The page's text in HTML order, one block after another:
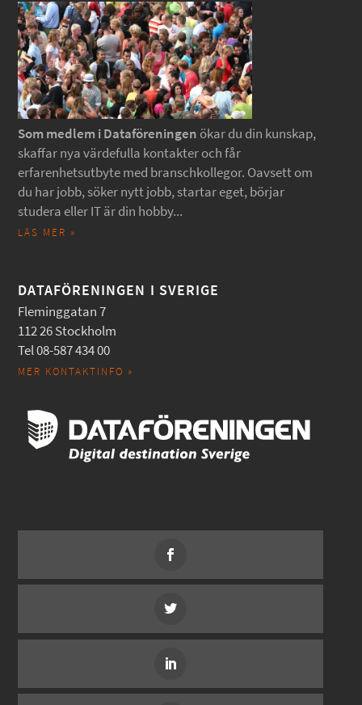
Som medlem i Dataföreningen ökar du din kunskap,
skaffar nya värdefulla kontakter och får
erfarenhetsutbyte med branschkollegor. Oavsett om
du har jobb, söker nytt jobb, startar eget, börjar
studera eller IT är din hobby...
LÄS MER »
DATAFÖRENINGEN I SVERIGE
Fleminggatan 7
112 26 Stockholm
Tel 08-587 434 00
MER KONTAKTINFO »